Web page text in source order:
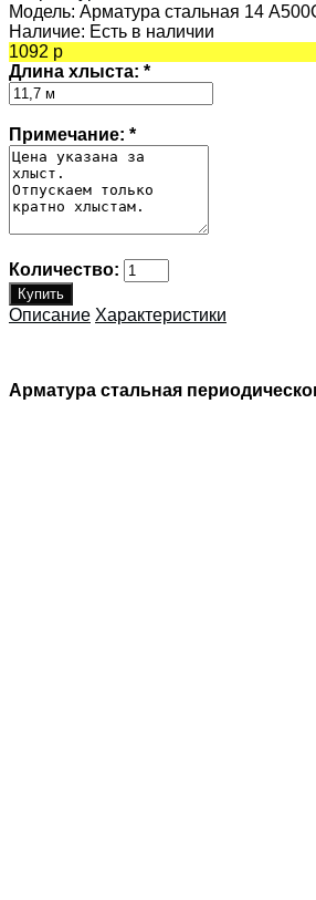
Модель: Арматура стальная 14
Наличие: Есть в наличии
1092 р
Длина хлыста: *
Примечание: *
Количество:
Описание Характеристики
Арматура стальная